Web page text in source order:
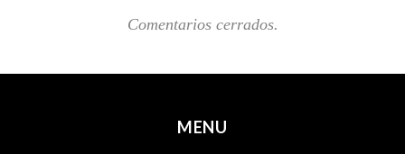
Comentarios cerrados.
MENU